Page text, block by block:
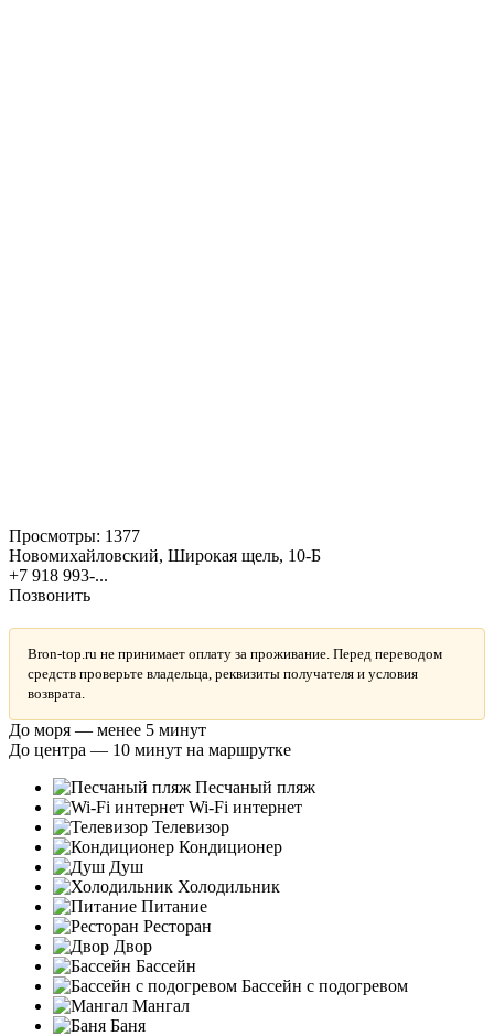
Просмотры: 1377
Новомихайловский, Широкая щель, 10-Б
+7 918 993-...
Позвонить
Bron-top.ru не принимает оплату за проживание. Перед переводом
средств проверьте владельца, реквизиты получателя и условия
возврата.
До моря — менее 5 минут
До центра — 10 минут на маршрутке
Песчаный пляж
Wi-Fi интернет
Телевизор
Кондиционер
Душ
Холодильник
Питание
Ресторан
Двор
Бассейн
Бассейн с подогревом
Мангал
Баня